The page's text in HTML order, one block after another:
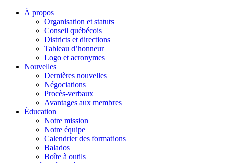
À propos
Organisation et statuts
Conseil québécois
Districts et directions
Tableau d’honneur
Logo et acronymes
Nouvelles
Dernières nouvelles
Négociations
Procès-verbaux
Avantages aux membres
Éducation
Notre mission
Notre équipe
Calendrier des formations
Balados
Boîte à outils